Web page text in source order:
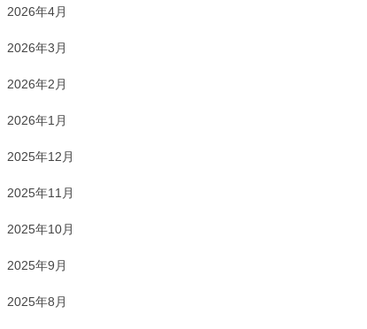
2026年4月
2026年3月
2026年2月
2026年1月
2025年12月
2025年11月
2025年10月
2025年9月
2025年8月